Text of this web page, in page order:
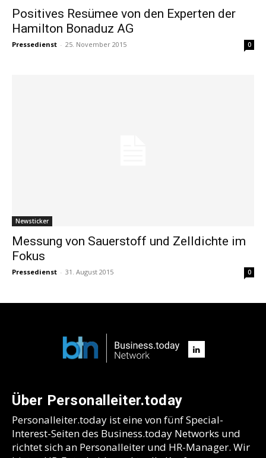
Positives Resümee von den Experten der
Hamilton Bonaduz AG
Pressedienst - 25. November 2015 0
Newsticker
Messung von Sauerstoff und Zelldichte im
Fokus
Pressedienst - 31. August 2015 0
Über Personalleiter.today
Personalleiter.today ist eine von fünf Special-
Interest-Seiten des Business.today Networks und
richtet sich an Personalleiter und HR-Manager. Wir